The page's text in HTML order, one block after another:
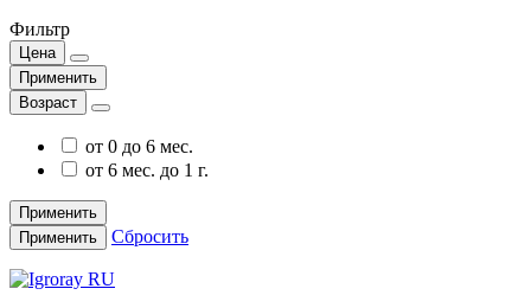
Фильтр
Цена
Применить
Возраст
от 0 до 6 мес.
от 6 мес. до 1 г.
Применить
Применить
Сбросить